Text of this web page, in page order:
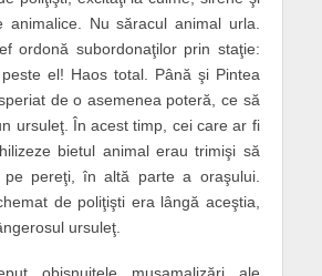
animalice. Nu săracul animal urla.
ordonă subordonaţilor prin staţie:
el! Haos total. Până şi Pintea
de o asemenea poteră, ce să
ursuleţ. În acest timp, cei care ar fi
bietul animal erau trimişi să
pereţi, în altă parte a oraşului.
de poliţişti era lângă aceştia,
ursuleţ.